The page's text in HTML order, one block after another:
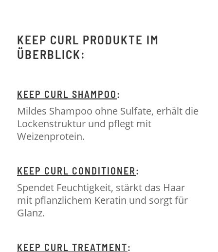
KEEP CURL PRODUKTE IM
ÜBERBLICK:
KEEP CURL SHAMPOO:
Mildes Shampoo ohne Sulfate, erhält die
Lockenstruktur und pflegt mit
Weizenprotein.
KEEP CURL CONDITIONER:
Spendet Feuchtigkeit, stärkt das Haar
mit pflanzlichem Keratin und sorgt für
Glanz.
KEEP CURL TREATMENT: